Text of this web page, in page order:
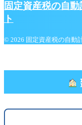
固定資産税の自
ト
© 2026 固定資産税の自動